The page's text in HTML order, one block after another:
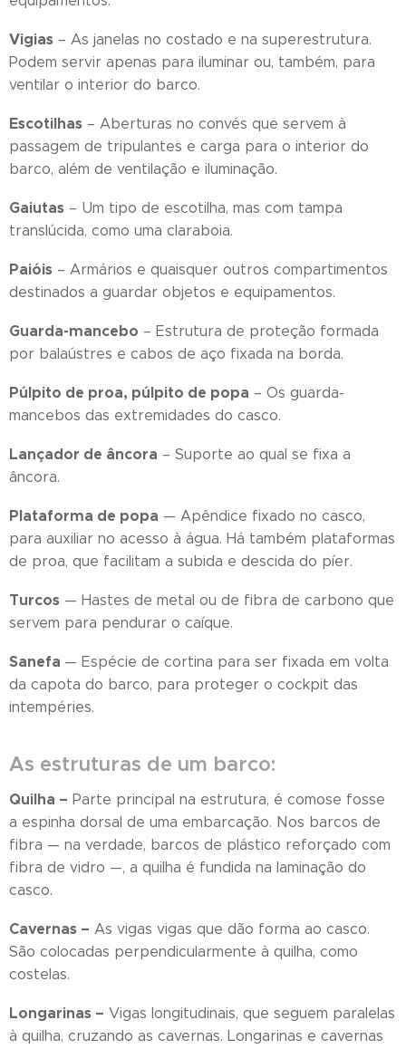
Vigias – As janelas no costado e na superestrutura.
Podem servir apenas para iluminar ou, também, para
ventilar o interior do barco.
Escotilhas – Aberturas no convés que servem à
passagem de tripulantes e carga para o interior do
barco, além de ventilação e iluminação.
Gaiutas – Um tipo de escotilha, mas com tampa
translúcida, como uma claraboia.
Paióis – Armários e quaisquer outros compartimentos
destinados a guardar objetos e equipamentos.
Guarda-mancebo – Estrutura de proteção formada
por balaústres e cabos de aço fixada na borda.
Púlpito de proa, púlpito de popa – Os guarda-
mancebos das extremidades do casco.
Lançador de âncora – Suporte ao qual se fixa a
âncora.
Plataforma de popa — Apêndice fixado no casco,
para auxiliar no acesso à água. Há também plataformas
de proa, que facilitam a subida e descida do píer.
Turcos — Hastes de metal ou de fibra de carbono que
servem para pendurar o caíque.
Sanefa — Espécie de cortina para ser fixada em volta
da capota do barco, para proteger o cockpit das
intempéries.
As estruturas de um barco:
Quilha – Parte principal na estrutura, é comose fosse
a espinha dorsal de uma embarcação. Nos barcos de
fibra — na verdade, barcos de plástico reforçado com
fibra de vidro —, a quilha é fundida na laminação do
casco.
Cavernas – As vigas vigas que dão forma ao casco.
São colocadas perpendicularmente à quilha, como
costelas.
Longarinas – Vigas longitudinais, que seguem paralelas
à quilha, cruzando as cavernas. Longarinas e cavernas